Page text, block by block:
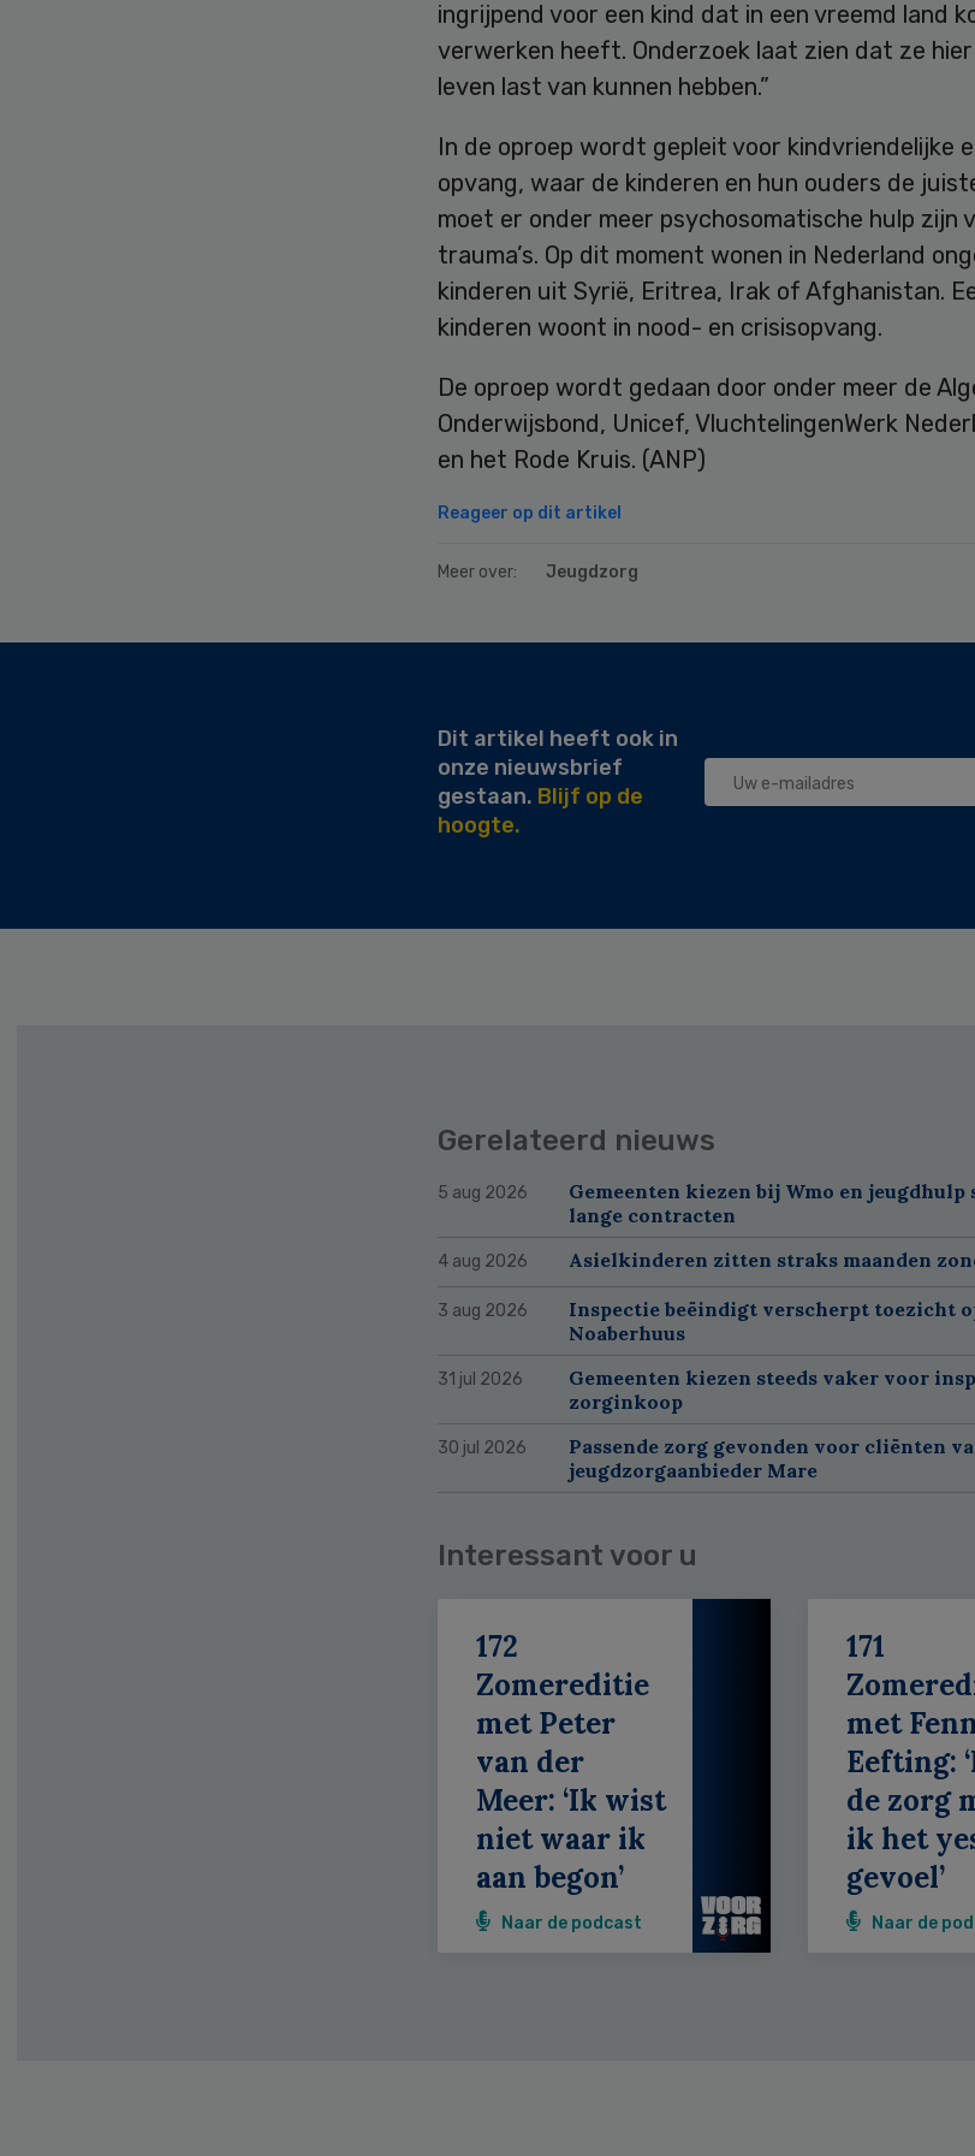
ingrijpend voor een kind dat in een vreemd land
verwerken heeft. Onderzoek laat zien dat ze
leven last van kunnen hebben.”
In de oproep wordt gepleit voor kindvriendelijke
opvang, waar de kinderen en hun ouders de
moet er onder meer psychosomatische hulp zijn
trauma’s. Op dit moment wonen in Nederland
kinderen uit Syrië, Eritrea, Irak of Afghanistan.
kinderen woont in nood- en crisisopvang.
De oproep wordt gedaan door onder meer de
Onderwijsbond, Unicef, VluchtelingenWerk
en het Rode Kruis. (ANP)
Reageer op dit artikel
Meer over: Jeugdzorg
Dit artikel heeft ook in
onze nieuwsbrief
gestaan. Blijf op de
hoogte.
Gerelateerd nieuws
5 aug 2026
Gemeenten kiezen bij Wmo en jeugdhulp
lange contracten
4 aug 2026 Asielkinderen zitten straks maanden
3 aug 2026
Inspectie beëindigt verscherpt toezicht
Noaberhuus
31 jul 2026
Gemeenten kiezen steeds vaker voor
zorginkoop
30 jul 2026
Passende zorg gevonden voor cliënten
jeugdzorgaanbieder Mare
Interessant voor u
172
Zomereditie
met Peter
van der
Meer: ‘Ik wist
niet waar ik
aan begon’
Naar de podcast
171
met
Eefting:
de zorg
ik het
gevoel’
Naar de